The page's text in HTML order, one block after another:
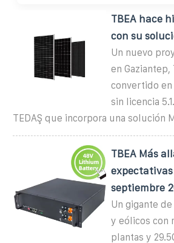
TBEA hace
con su
Un nuevo
en
convertido
sin licencia
TEDAŞ que incorpora una solución
TBEA Más
septiembre
Un gigante
y eólicos con
plantas y